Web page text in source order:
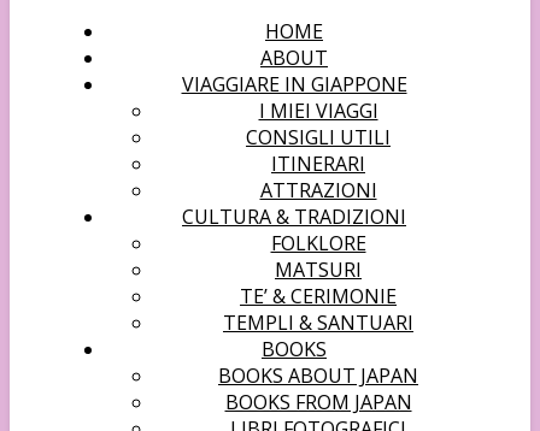
HOME
ABOUT
VIAGGIARE IN GIAPPONE
I MIEI VIAGGI
CONSIGLI UTILI
ITINERARI
ATTRAZIONI
CULTURA & TRADIZIONI
FOLKLORE
MATSURI
TE’ & CERIMONIE
TEMPLI & SANTUARI
BOOKS
BOOKS ABOUT JAPAN
BOOKS FROM JAPAN